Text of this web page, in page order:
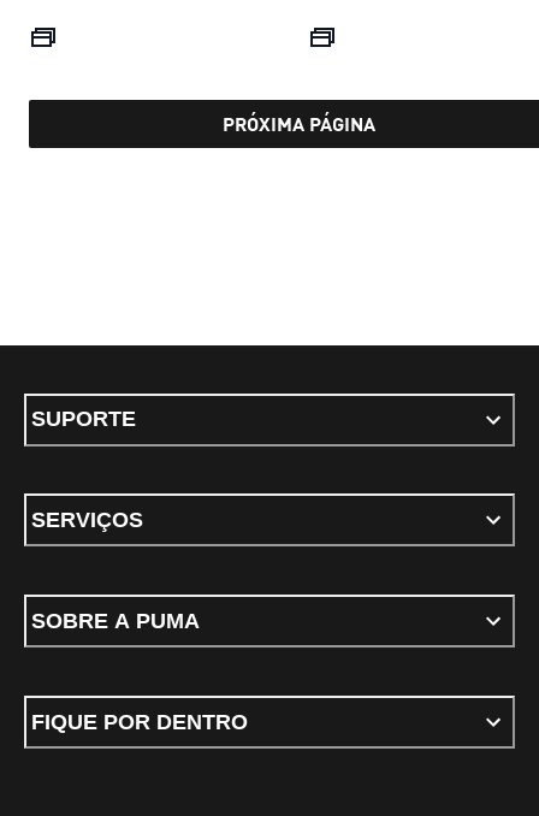
preço atual R$ 349,99
PRÓXIMA PÁGINA
SUPORTE
SERVIÇOS
SOBRE A PUMA
FIQUE POR DENTRO